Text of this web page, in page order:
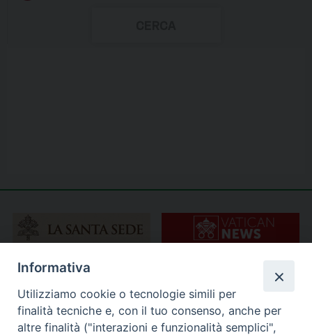
Informativa
Utilizziamo cookie o tecnologie simili per
finalità tecniche e, con il tuo consenso, anche per
altre finalità ("interazioni e funzionalità semplici",